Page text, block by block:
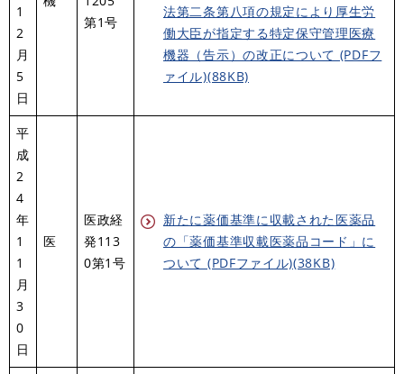
1
2
月
5
日
第1号
法第二条第八項の規定により厚生労
働大臣が指定する特定保守管理医療
機器（告示）の改正について (PDFフ
ァイル)(88KB)
平
成
2
4
年
1
1
月
3
0
日
医
医政経
発113
0第1号
新たに薬価基準に収載された医薬品
の「薬価基準収載医薬品コード」に
ついて (PDFファイル)(38KB)